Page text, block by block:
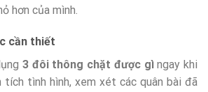
hơn của mình.
cần thiết
3 đôi thông chặt được gìngay khi
tích tình hình, xem xét các quân bài đã